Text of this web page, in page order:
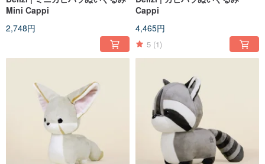
Mini Cappi
2,748円
Cappi
4,465円
5 (1)